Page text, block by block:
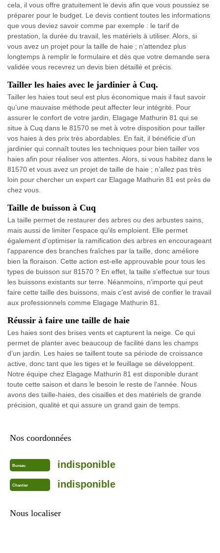
cela, il vous offre gratuitement le devis afin que vous poussiez se
préparer pour le budget. Le devis contient toutes les informations
que vous deviez savoir comme par exemple : le tarif de
prestation, la durée du travail, les matériels à utiliser. Alors, si
vous avez un projet pour la taille de haie ; n’attendez plus
longtemps à remplir le formulaire et dès que votre demande sera
validée vous recevrez un devis bien détaillé et précis.
Tailler les haies avec le jardinier à Cuq.
Tailler les haies tout seul est plus économique mais il faut savoir
qu’une mauvaise méthode peut affecter leur intégrité. Pour
assurer le confort de votre jardin, Elagage Mathurin 81 qui se
situe à Cuq dans le 81570 se met à votre disposition pour tailler
vos haies à des prix très abordables. En fait, il bénéficie d’un
jardinier qui connaît toutes les techniques pour bien tailler vos
haies afin pour réaliser vos attentes. Alors, si vous habitez dans le
81570 et vous avez un projet de taille de haie ; n’allez pas très
loin pour chercher un expert car Elagage Mathurin 81 est près de
chez vous.
Taille de buisson à Cuq
La taille permet de restaurer des arbres ou des arbustes sains,
mais aussi de limiter l'espace qu'ils emploient. Elle permet
également d’optimiser la ramification des arbres en encourageant
l'apparence des branches fraîches par la taille, donc améliore
bien la floraison. Cette action est-elle approuvable pour tous les
types de buisson sur 81570 ? En effet, la taille s’effectue sur tous
les buissons existants sur terre. Néanmoins, n'importe qui peut
faire cette taille des buissons, mais c’est avisé de confier le travail
aux professionnels comme Elagage Mathurin 81.
Réussir à faire une taille de haie
Les haies sont des brises vents et capturent la neige. Ce qui
permet de planter avec beaucoup de facilité dans les champs
d’un jardin. Les haies se taillent toute sa période de croissance
active, donc tant que les tiges et le feuillage se développent.
Notre équipe chez Elagage Mathurin 81 est disponible durant
toute cette saison et dans le besoin le reste de l'année. Nous
avons des taille-haies, des cisailles et des matériels de grande
précision, qualité et qui assure un grand gain de temps.
Nos coordonnées
Bureau indisponible
Chantier indisponible
Nous localiser